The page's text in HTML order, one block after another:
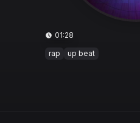
01:28
rap up beat